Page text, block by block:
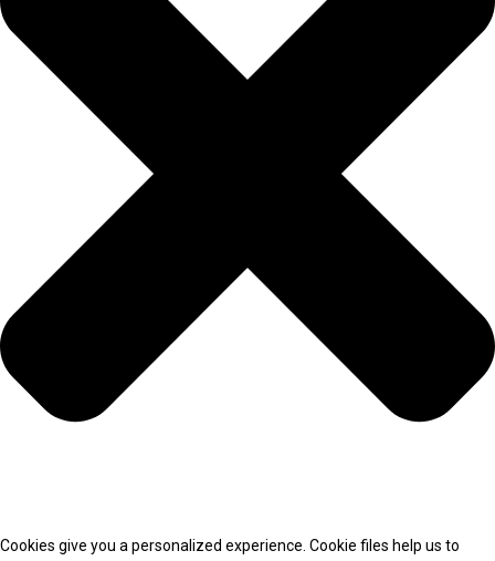
Cookies give you a personalized experience. Cookie files help us to